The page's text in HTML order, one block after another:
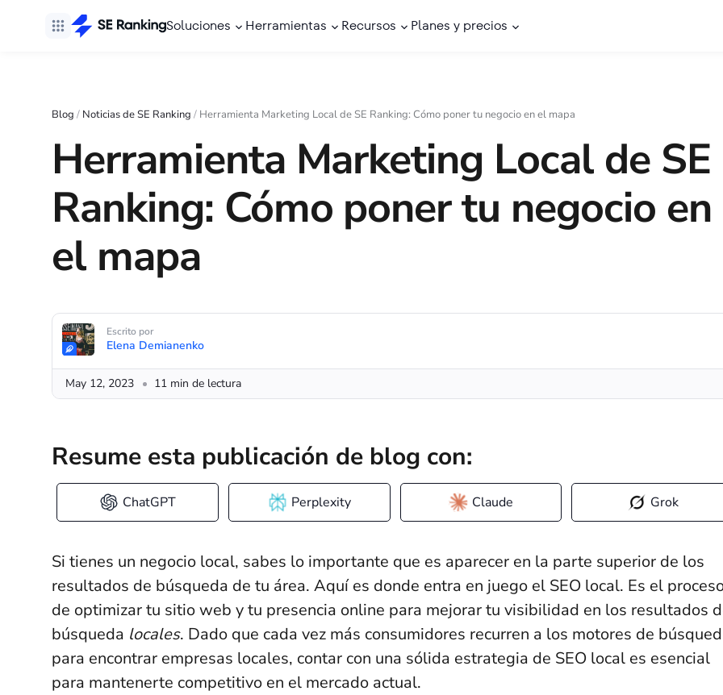
Soluciones Herramientas Recursos Planes y precios
Blog / Noticias de SE Ranking / Herramienta Marketing Local de SE Ranking: Cómo poner tu negocio en el mapa
Herramienta Marketing Local de SE
Ranking: Cómo poner tu negocio en
el mapa
Escrito por
Elena Demianenko
May 12, 2023 11 min de lectura
Resume esta publicación de blog con:
ChatGPT Perplexity Claude Grok
Si tienes un negocio local, sabes lo importante que es aparecer en la parte superior de los
resultados de búsqueda de tu área. Aquí es donde entra en juego el SEO local. Es el
de optimizar tu sitio web y tu presencia online para mejorar tu visibilidad en los resultados
búsqueda locales. Dado que cada vez más consumidores recurren a los motores de
para encontrar empresas locales, contar con una sólida estrategia de SEO local es esencial
para mantenerte competitivo en el mercado actual.